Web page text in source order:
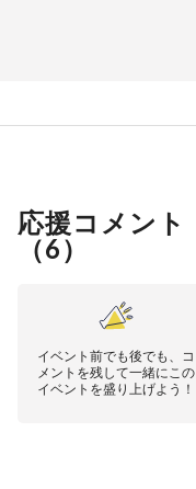
応援コメント
（6）
イベント前でも後でも、コ
メントを残して一緒にこの
イベントを盛り上げよう！